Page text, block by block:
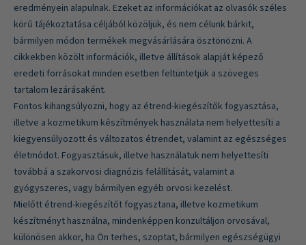
eredményein alapulnak. Ezeket az információkat az olvasók széles
körű tájékoztatása céljából közöljük, és nem célunk bárkit,
bármilyen módon termékek megvásárlására ösztönözni. A
cikkekben közölt információk, illetve állítások alapját képező
eredeti forrásokat minden esetben feltüntetjük a szöveges
tartalom lezárásaként.
Fontos kihangsúlyozni, hogy az étrend-kiegészítők fogyasztása,
illetve a kozmetikum készítmények használata nem helyettesíti a
kiegyensúlyozott és változatos étrendet, valamint az egészséges
életmódot. Fogyasztásuk, illetve használatuk nem helyettesíti
továbbá a szakorvosi diagnózis felállítását, valamint a
gyógyszeres, vagy bármilyen egyéb orvosi kezelést.
Mielőtt étrend-kiegészítőt fogyasztana, illetve kozmetikum
készítményt használna, mindenképpen konzultáljon orvosával,
különösen akkor, ha Ön terhes, szoptat, bármilyen egészségügyi